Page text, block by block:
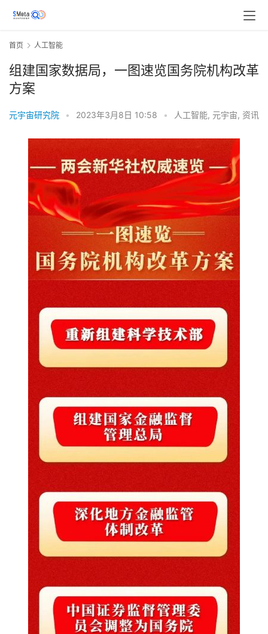
首页 人工智能
组建国家数据局，一图速览国务院机构改革
方案
元宇宙研究院 • 2023年3月8日 10:58 • 人工智能, 元宇宙, 资讯